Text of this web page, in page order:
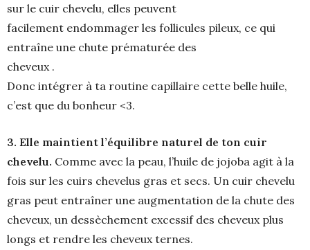
sur le cuir chevelu, elles peuvent
facilement endommager les follicules pileux, ce qui
entraîne une chute prématurée des
cheveux .
Donc intégrer à ta routine capillaire cette belle huile,
c’est que du bonheur <3.
3. Elle maintient l’équilibre naturel de ton cuir
chevelu. Comme avec la peau, l’huile de jojoba agit à la
fois sur les cuirs chevelus gras et secs. Un cuir chevelu
gras peut entraîner une augmentation de la chute des
cheveux, un dessèchement excessif des cheveux plus
longs et rendre les cheveux ternes.